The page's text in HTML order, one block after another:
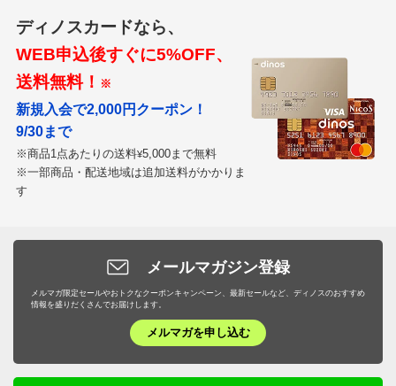
ディノスカードなら、
WEB申込後すぐに5%OFF、
送料無料！ ※
新規入会で2,000円クーポン！
9/30まで
※商品1点あたりの送料¥5,000まで無料
※一部商品・配送地域は追加送料がかかりま
す
メールマガジン登録
メルマガ限定セールやおトクなクーポンキャンペーン、最新セールなど、ディノスのおすすめ
情報を盛りだくさんでお届けします。
メルマガを申し込む